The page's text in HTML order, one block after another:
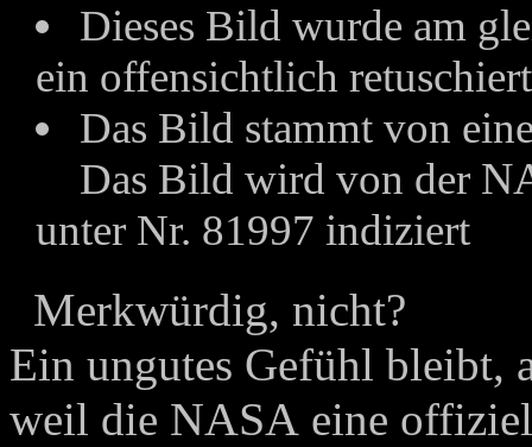
Dieses Bild wurde am
ein offensichtlich
Das Bild stammt von
Das Bild wird von der
unter Nr. 81997 indiziert
Merkwürdig, nicht?
Ein ungutes Gefühl bleibt,
weil die NASA eine